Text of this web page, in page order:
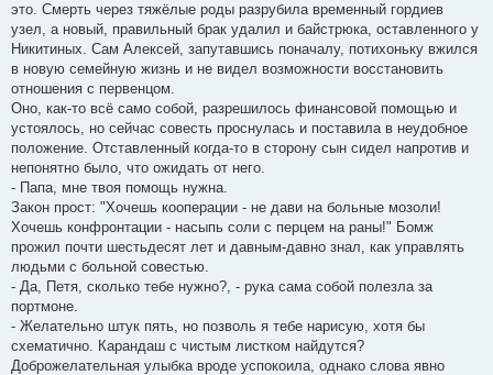
это. Смерть через тяжёлые роды разрубила временный гордиев
узел, а новый, правильный брак удалил и байстрюка, оставленного у
Никитиных. Сам Алексей, запутавшись поначалу, потихоньку вжился
в новую семейную жизнь и не видел возможности восстановить
отношения с первенцом.
Оно, как-то всё само собой, разрешилось финансовой помощью и
устоялось, но сейчас совесть проснулась и поставила в неудобное
положение. Отставленный когда-то в сторону сын сидел напротив и
непонятно было, что ожидать от него.
- Папа, мне твоя помощь нужна.
Закон прост: "Хочешь кооперации - не дави на больные мозоли!
Хочешь конфронтации - насыпь соли с перцем на раны!" Бомж
прожил почти шестьдесят лет и давным-давно знал, как управлять
людьми с больной совестью.
- Да, Петя, сколько тебе нужно?, - рука сама собой полезла за
портмоне.
- Желательно штук пять, но позволь я тебе нарисую, хотя бы
схематично. Карандаш с чистым листком найдутся?
Доброжелательная улыбка вроде успокоила, однако слова явно